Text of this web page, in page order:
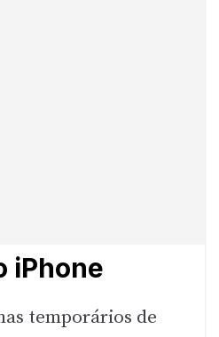
iPhone
temporários de